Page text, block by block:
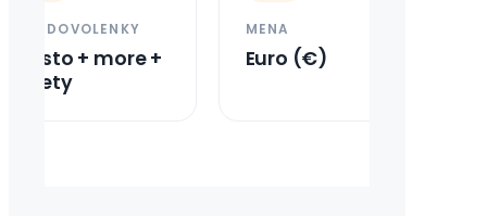
TYP DOVOLENKY
Mesto + more +
výlety
MENA
Euro (€)